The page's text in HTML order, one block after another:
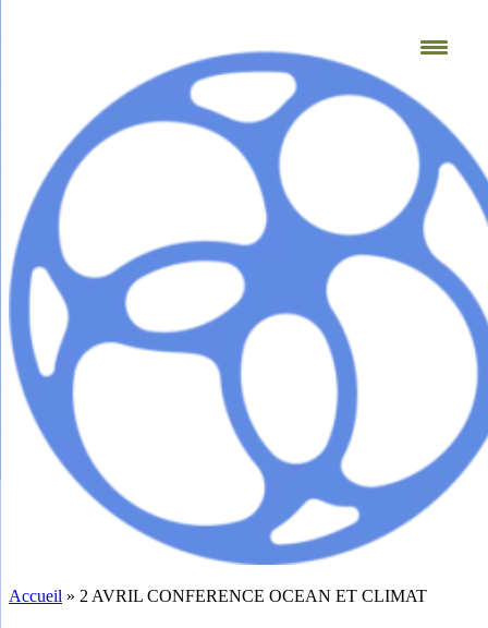
Accueil » 2 AVRIL CONFERENCE OCEAN ET CLIMAT